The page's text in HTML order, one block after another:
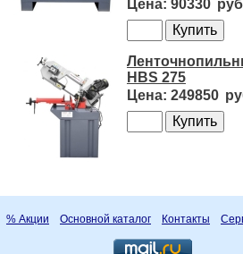
90330
HBS 275
249850
% Акции Основной каталог Контакты